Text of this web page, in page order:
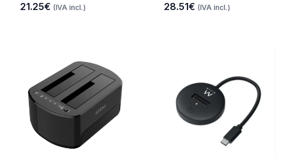
21.25€ (IVA incl.) 28.51€ (IVA incl.)